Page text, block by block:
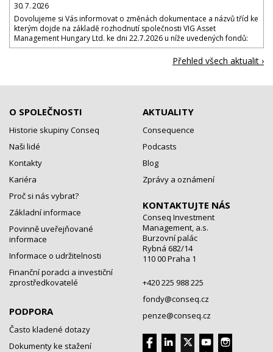
30. 7. 2026
Dovolujeme si Vás informovat o změnách dokumentace a názvů tříd ke
kterým dojde na základě rozhodnutí společnosti VIG Asset
Management Hungary Ltd. ke dni 22.7.2026 u níže uvedených fondů:
Přehled všech aktualit ›
O SPOLEČNOSTI
Historie skupiny Conseq
Naši lidé
Kontakty
Kariéra
Proč si nás vybrat?
Základní informace
Povinně uveřejňované
informace
Informace o udržitelnosti
Finanční poradci a investiční
zprostředkovatelé
PODPORA
Často kladené dotazy
Dokumenty ke stažení
AKTUALITY
Consequence
Podcasts
Blog
Zprávy a oznámení
KONTAKTUJTE NÁS
Conseq Investment
Management, a.s.
Burzovní palác
Rybná 682/14
110 00 Praha 1
+420 225 988 225
fondy@conseq.cz
penze@conseq.cz